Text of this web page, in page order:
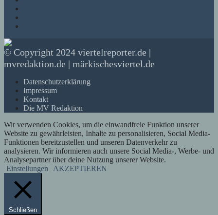
© Copyright 2024 viertelreporter.de |
mvredaktion.de | märkischesviertel.de
Datenschutzerklärung
Impressum
Kontakt
Die MV Redaktion
Wir verwenden Cookies, um die einwandfreie Funktion unserer
Website zu gewährleisten, Inhalte zu personalisieren, Social Media-
Funktionen bereitzustellen und unseren Datenverkehr zu
analysieren. Wir informieren auch unsere Social Media-, Werbe- und
Analysepartner über deine Nutzung unserer Website.
Einstellungen
AKZEPTIEREN
Schließen